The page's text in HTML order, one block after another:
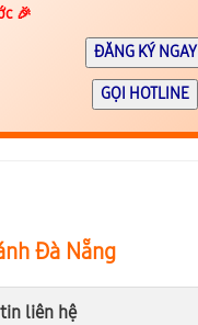
🎉
ĐĂNG KÝ NGAY
GỌI HOTLINE
Đà Nẵng
liên hệ